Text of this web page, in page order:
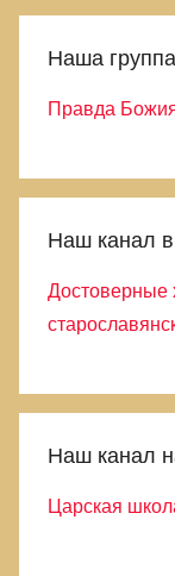
Наша
Правда
Наш канал в
Достоверные
Наш канал
Царская